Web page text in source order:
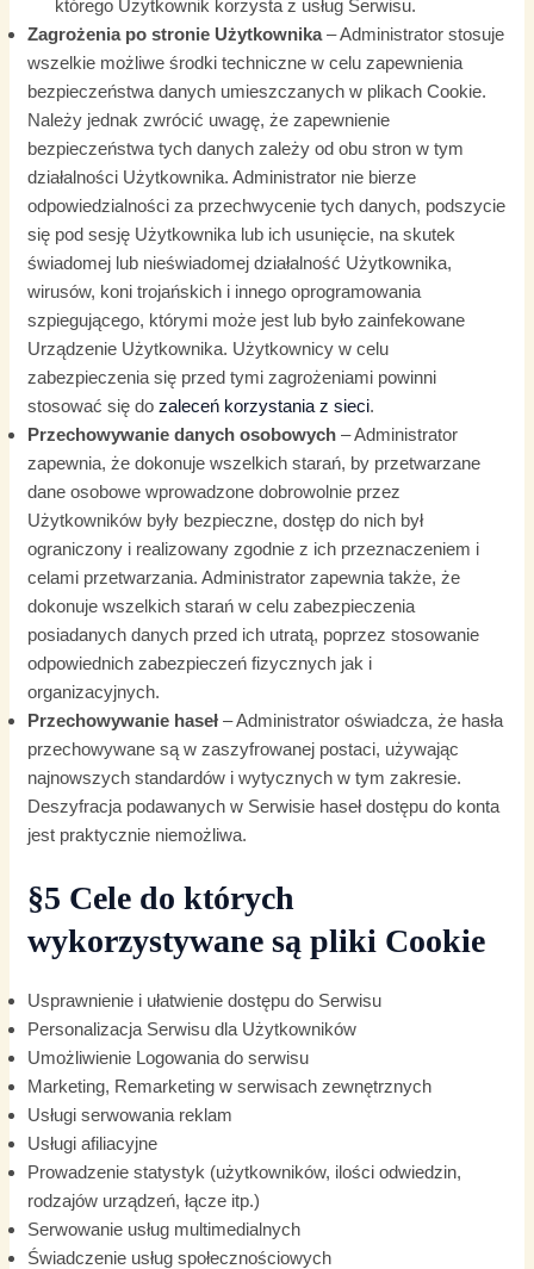
którego Użytkownik korzysta z usług Serwisu.
Zagrożenia po stronie Użytkownika– Administrator stosuje
wszelkie możliwe środki techniczne w celu zapewnienia
bezpieczeństwa danych umieszczanych w plikach Cookie.
Należy jednak zwrócić uwagę, że zapewnienie
bezpieczeństwa tych danych zależy od obu stron w tym
działalności Użytkownika. Administrator nie bierze
odpowiedzialności za przechwycenie tych danych, podszycie
się pod sesję Użytkownika lub ich usunięcie, na skutek
świadomej lub nieświadomej działalność Użytkownika,
wirusów, koni trojańskich i innego oprogramowania
szpiegującego, którymi może jest lub było zainfekowane
Urządzenie Użytkownika. Użytkownicy w celu
zabezpieczenia się przed tymi zagrożeniami powinni
stosować się dozaleceń korzystania z sieci.
Przechowywanie danych osobowych – Administrator
zapewnia, że dokonuje wszelkich starań, by przetwarzane
dane osobowe wprowadzone dobrowolnie przez
Użytkowników były bezpieczne, dostęp do nich był
ograniczony i realizowany zgodnie z ich przeznaczeniem i
celami przetwarzania. Administrator zapewnia także, że
dokonuje wszelkich starań w celu zabezpieczenia
posiadanych danych przed ich utratą, poprzez stosowanie
odpowiednich zabezpieczeń fizycznych jak i
organizacyjnych.
Przechowywanie haseł – Administrator oświadcza, że hasła
przechowywane są w zaszyfrowanej postaci, używając
najnowszych standardów i wytycznych w tym zakresie.
Deszyfracja podawanych w Serwisie haseł dostępu do konta
jest praktycznie niemożliwa.
§5 Cele do których
wykorzystywane są pliki Cookie
Usprawnienie i ułatwienie dostępu do Serwisu
Personalizacja Serwisu dla Użytkowników
Umożliwienie Logowania do serwisu
Marketing, Remarketing w serwisach zewnętrznych
Usługi serwowania reklam
Usługi afiliacyjne
Prowadzenie statystyk (użytkowników, ilości odwiedzin,
rodzajów urządzeń, łącze itp.)
Serwowanie usług multimedialnych
Świadczenie usług społecznościowych